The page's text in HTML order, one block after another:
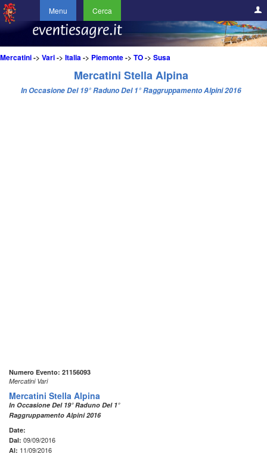
Menu Cerca
Mercatini-> Vari-> Italia-> Piemonte-> TO-> Susa
Mercatini Stella Alpina
In Occasione Del 19° Raduno Del 1° Raggruppamento Alpini 2016
Numero Evento: 21156093
Mercatini Vari
Mercatini Stella Alpina
In Occasione Del 19° Raduno Del 1°
Raggruppamento Alpini 2016
Date:
Dal: 09/09/2016
Al: 11/09/2016